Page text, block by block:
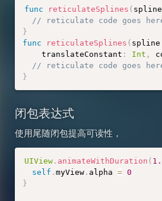
func reticulateSplines ( spline
// reticulate code goes
}
func
reticulateSplines ( spline
    translateConstant
: Int ,
// reticulate code goes
}
闭包表达式
使用尾随闭包提高可读性，
UIView . animateWithDuration (
self . myView . alpha = 0
}